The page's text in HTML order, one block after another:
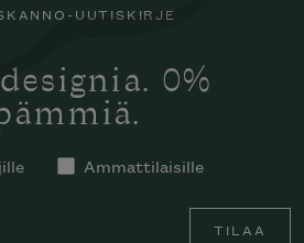
UUTISKIRJE
0%
Ammattilaisille
TILAA